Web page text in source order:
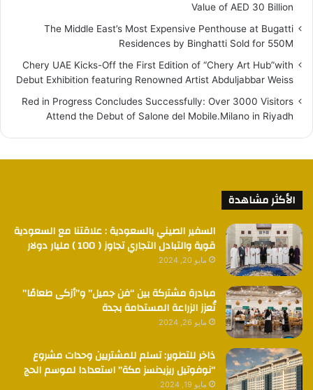
Value of AED 30 Billion
The Middle East’s Most Expensive Penthouse at Bugatti
Residences by Binghatti Sold for 550M
Chery UAE Kicks-Off the First Edition of “Chery Art Hub”with
Debut Exhibition featuring Renowned Artist Abduljabbar Weiss
Red in Progress Concludes Successfully: Over 3000 Visitors
Attend the Debut of Salone del Mobile.Milano in Riyadh
الأكثر مشاهدة
السفير الصيني بالسعودية : علاقتنا مع السعودية
قوية والتبادل التجاري تجاوز ( 100 ) مليار دولار
مايو 20, 2024
مبادرة مشتركة بين “فن جميل” و”أزكى طعامًا”
تُعزز الزراعة المستدامة بجدة
مايو 26, 2024
ذاخر للتطوير: تسلم للمشتريين وحدات مشروع
“نوفوتيل ريزيدنسز مكة” استعدادا لموسم الحج
مايو 19, 2024